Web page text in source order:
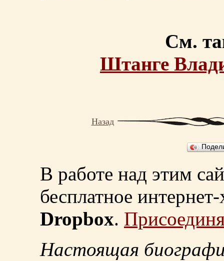
См.
Штанге
Назад
В работе над этим
бесплатное
Dropbox.
Настоящая